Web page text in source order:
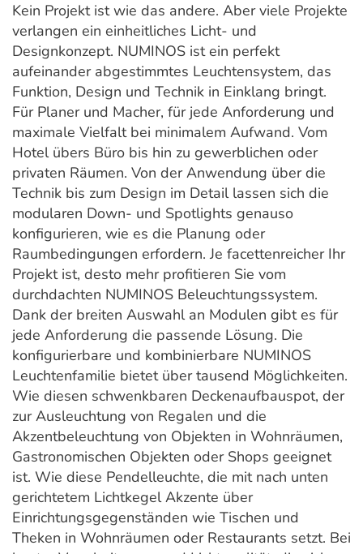
Kein Projekt ist wie das andere. Aber viele Projekte
verlangen ein einheitliches Licht- und
Designkonzept. NUMINOS ist ein perfekt
aufeinander abgestimmtes Leuchtensystem, das
Funktion, Design und Technik in Einklang bringt.
Für Planer und Macher, für jede Anforderung und
maximale Vielfalt bei minimalem Aufwand. Vom
Hotel übers Büro bis hin zu gewerblichen oder
privaten Räumen. Von der Anwendung über die
Technik bis zum Design im Detail lassen sich die
modularen Down- und Spotlights genauso
konfigurieren, wie es die Planung oder
Raumbedingungen erfordern. Je facettenreicher Ihr
Projekt ist, desto mehr profitieren Sie vom
durchdachten NUMINOS Beleuchtungssystem.
Dank der breiten Auswahl an Modulen gibt es für
jede Anforderung die passende Lösung. Die
konfigurierbare und kombinierbare NUMINOS
Leuchtenfamilie bietet über tausend Möglichkeiten.
Wie diesen schwenkbaren Deckenaufbauspot, der
zur Ausleuchtung von Regalen und die
Akzentbeleuchtung von Objekten in Wohnräumen,
Gastronomischen Objekten oder Shops geeignet
ist. Wie diese Pendelleuchte, die mit nach unten
gerichtetem Lichtkegel Akzente über
Einrichtungsgegenständen wie Tischen und
Theken in Wohnräumen oder Restaurants setzt. Bei